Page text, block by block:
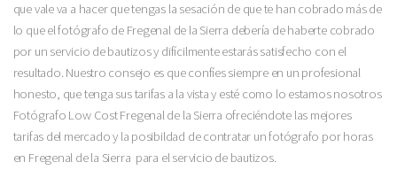
que vale va a hacer que tengas la sesación de que te han cobrado más de
lo que el fotógrafo de Fregenal de la Sierra debería de haberte cobrado
por un servicio de bautizos y difícilmente estarás satisfecho con el
resultado. Nuestro consejo es que confíes siempre en un profesional
honesto, que tenga sus tarifas a la vista y esté como lo estamos nosotros
Fotógrafo Low Cost Fregenal de la Sierra ofreciéndote las mejores
tarifas del mercado y la posibildad de contratar un fotógrafo por horas
en Fregenal de la Sierra para el servicio de bautizos.